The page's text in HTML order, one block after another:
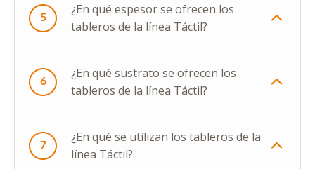
5
¿En qué espesor se ofrecen los
tableros de la línea Táctil?
6
¿En qué sustrato se ofrecen los
tableros de la línea Táctil?
7
¿En qué se utilizan los tableros de la
línea Táctil?